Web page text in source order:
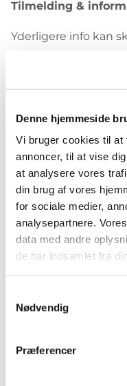
Denne hjemmeside
Vi bruger cookies til at
annoncer, til at vise
at analysere vores
din brug af vores
for sociale medier,
analysepartnere.
data med andre
de har indsamlet fra
Nødvendig
Præferencer
Tilmelding &
Yderligere info kan
venner til at komme
hvad vi har lavet.
Tilmelding sker